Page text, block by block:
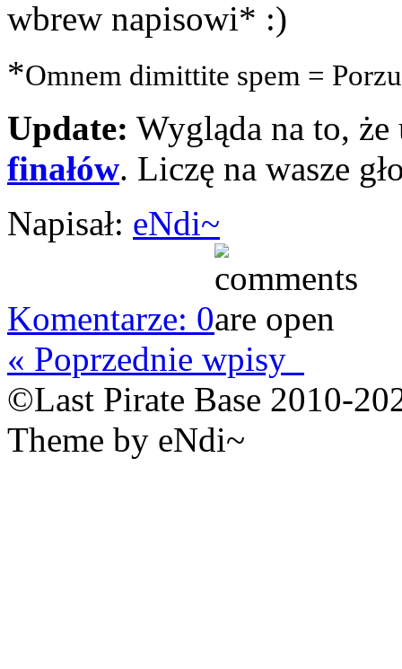
wbrew napisowi* :)
*Omnem dimittite spem =
Update: Wygląda na to,
finałów. Liczę na wasze
Napisał: eNdi~
Komentarze: 0
« Poprzednie wpisy
©Last Pirate Base 2010-
Theme by eNdi~